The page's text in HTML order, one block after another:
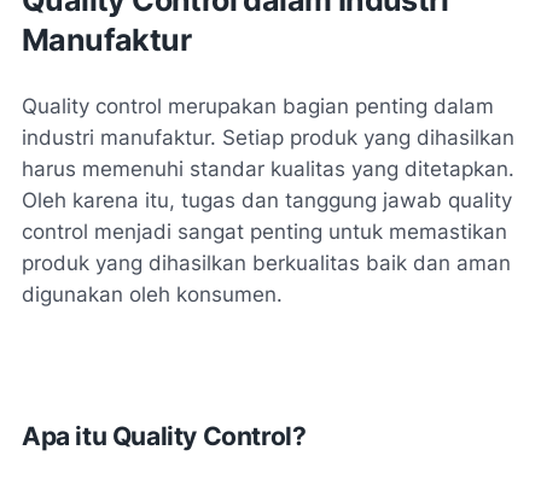
Manufaktur
Quality control merupakan bagian penting dalam
industri manufaktur. Setiap produk yang dihasilkan
harus memenuhi standar kualitas yang ditetapkan.
Oleh karena itu, tugas dan tanggung jawab quality
control menjadi sangat penting untuk memastikan
produk yang dihasilkan berkualitas baik dan aman
digunakan oleh konsumen.
Apa itu Quality Control?